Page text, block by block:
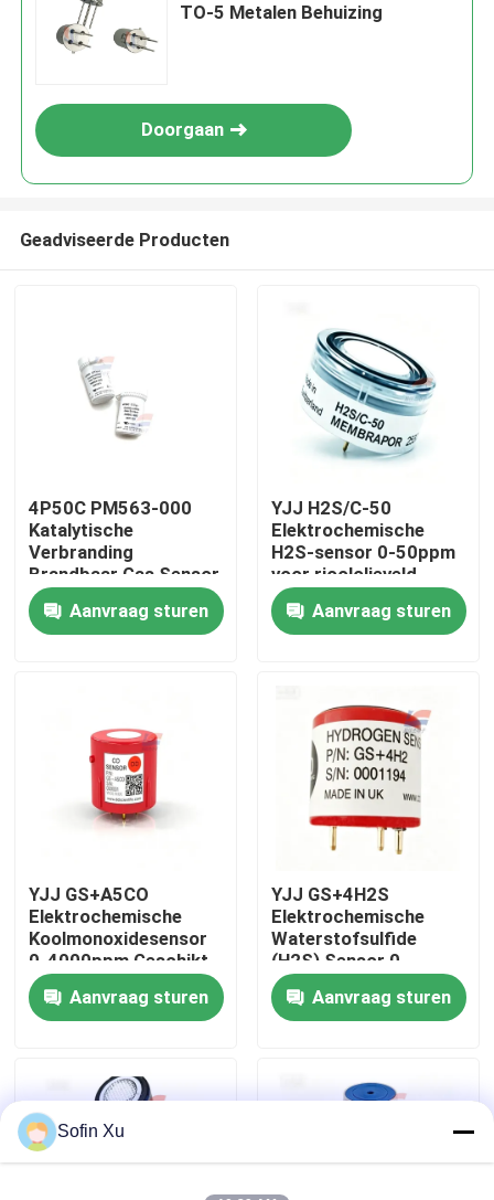
Huis
Producten
Over ons
Kwaliteitscontrole
Neem contact met ons op
Gevallen
TO-5 Metalen Behuizing
Doorgaan
Geadviseerde Producten
4P50C PM563-000
Katalytische
Verbranding
Brandbaar Gas Sensor
Vaste Installatie
DetectorAanvraag sturen
YJJ H2S/C-50
Elektrochemische
H2S-sensor 0-50ppm
voor rioololieveld
gaslekdetector
Aanvraag sturen
YJJ GS+A5CO
Elektrochemische
Koolmonoxidesensor
0-4000ppm Geschikt
voor
Rookemissiedetectie
Aanvraag sturen
YJJ GS+4H2S
Elektrochemische
Waterstofsulfide
(H2S) Sensor 0-
100ppm voor
Industriële
Gasdetectoren
Aanvraag sturen
Sofin Xu